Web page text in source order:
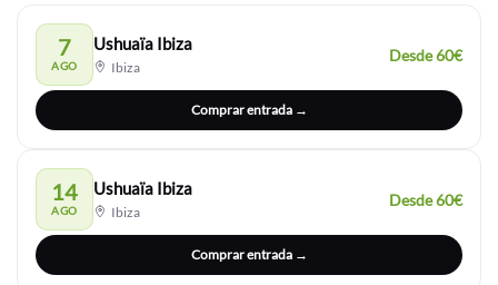
7
AGO
Ushuaïa Ibiza
Ibiza
Desde 60€
Comprar entrada →
14
AGO
Ushuaïa Ibiza
Ibiza
Desde 60€
Comprar entrada →